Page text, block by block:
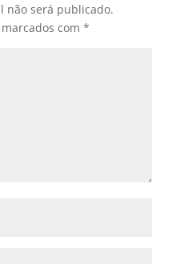
não será publicado.
com *